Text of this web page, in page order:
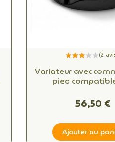
Variateur avec
pied
56,50 €
Ajouter au